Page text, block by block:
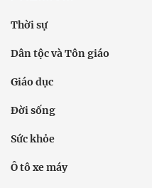
Thời sự
Dân tộc và Tôn giáo
Giáo dục
Đời sống
Sức khỏe
Ô tô xe máy